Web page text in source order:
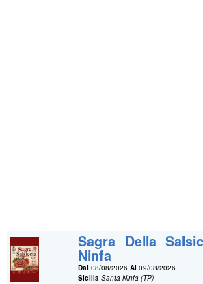
Sagra Della
Ninfa
Dal 08/08/2026Al 09/08/2026
Sicilia Santa Ninfa (TP)